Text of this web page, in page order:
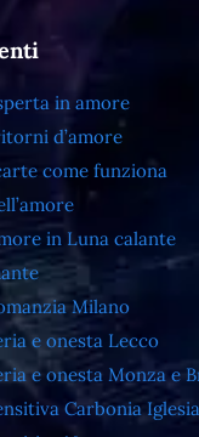
in amore
d’amore
come funziona
in Luna calante
Milano
e onesta Lecco
e onesta Monza e
Carbonia